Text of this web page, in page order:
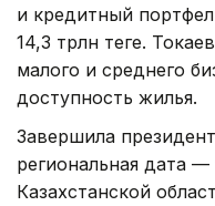
и кредитный
14,3 трлн теңге.
малого и среднего
доступность жилья.
Завершила
региональная дата
Казахстанской